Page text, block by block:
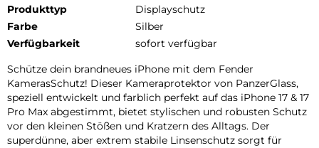
Produkttyp
Displayschutz
Farbe
Silber
Verfügbarkeit
sofort verfügbar
Schütze dein brandneues iPhone mit dem Fender
KamerasSchutz! Dieser Kameraprotektor von PanzerGlass,
speziell entwickelt und farblich perfekt auf das iPhone 17 & 17
Pro Max abgestimmt, bietet stylischen und robusten Schutz
vor den kleinen Stößen und Kratzern des Alltags. Der
superdünne, aber extrem stabile Linsenschutz sorgt für